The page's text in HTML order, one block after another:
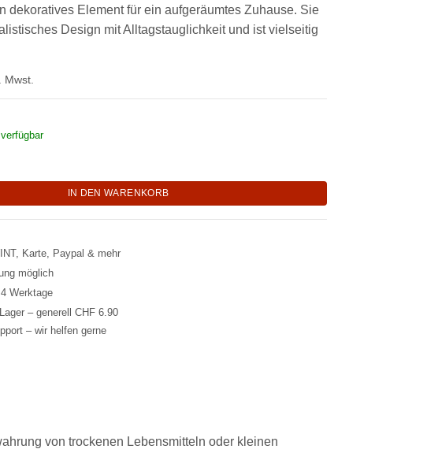
dekoratives Element für ein aufgeräumtes Zuhause. Sie
Design mit Alltagstauglichkeit und ist vielseitig
Mwst.
IN DEN WARENKORB
Karte, Paypal & mehr
möglich
Werktage
– generell CHF 6.90
– wir helfen gerne
von trockenen Lebensmitteln oder kleinen